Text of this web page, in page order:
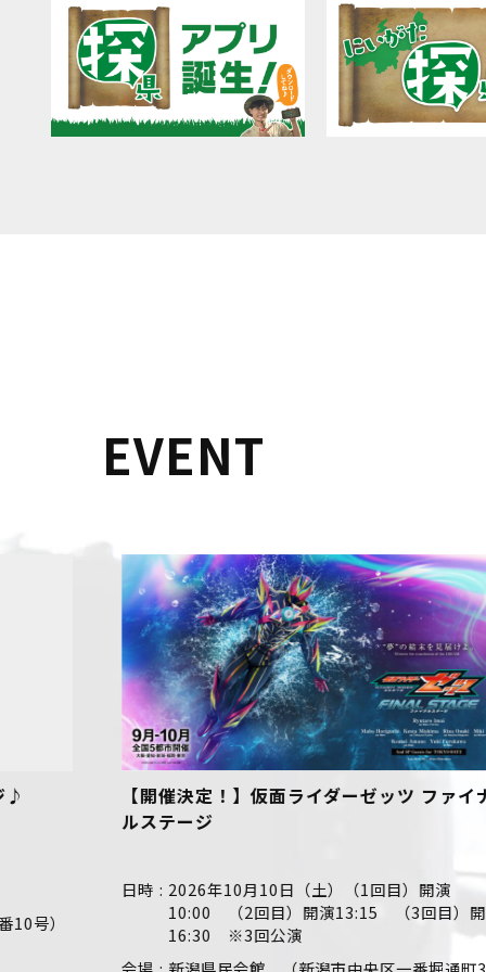
EVENT
♪
号）
【開催決定！】仮面ライダーゼッツ ファイナ
ルステージ
日時
2026年10月10日（土）（1回目）開演
10:00 （2回目）開演13:15 （3回目）開演
16:30 ※3回公演